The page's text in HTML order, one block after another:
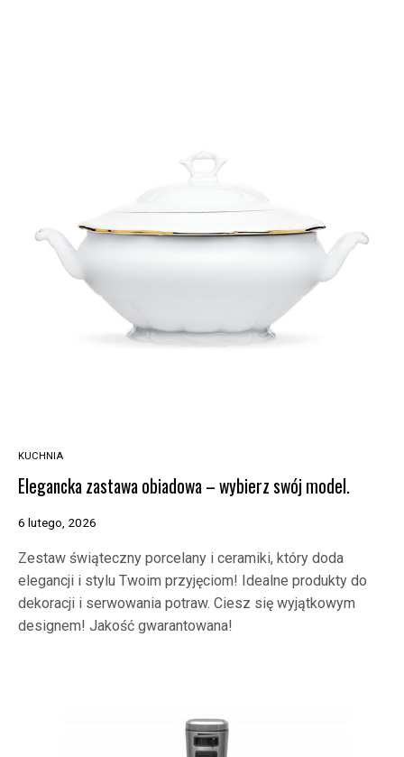
KUCHNIA
Elegancka zastawa obiadowa – wybierz swój model.
6 lutego, 2026
Zestaw świąteczny porcelany i ceramiki, który doda
elegancji i stylu Twoim przyjęciom! Idealne produkty do
dekoracji i serwowania potraw. Ciesz się wyjątkowym
designem! Jakość gwarantowana!